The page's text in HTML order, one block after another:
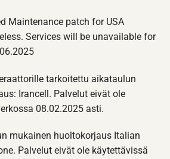
Maintenance patch for USA
Services will be unavailable for
tarkoitettu aikataulun
Irancell. Palvelut eivät ole
08.02.2025 asti.
mukainen huoltokorjaus Italian
Palvelut eivät ole käytettävissä